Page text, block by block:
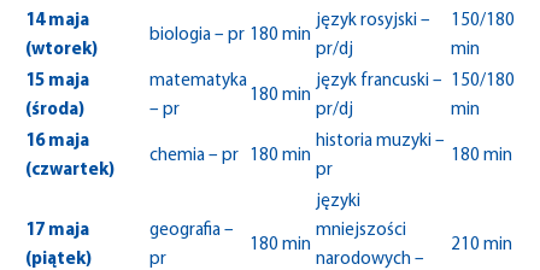
14 maja
(wtorek)
biologia – pr 180 min
język rosyjski –
pr/dj
150/180
min
15 maja
(środa)
matematyka
– pr
180 min
język francuski –
pr/dj
150/180
min
16 maja
(czwartek)
chemia – pr 180 min
historia muzyki –
pr
180 min
17 maja
(piątek)
geografia –
pr
180 min
języki
mniejszości
narodowych –
210 min